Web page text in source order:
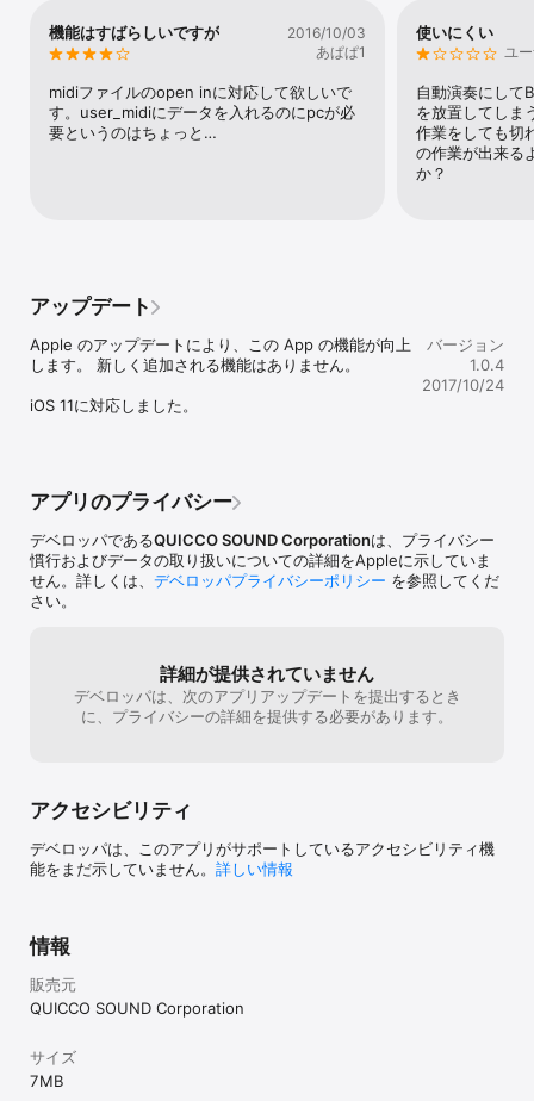
・mi.1 のファームウェアをv.2.2.1に更新
(http://monstars.co.jp/?lang=ja)のプログラミングによるもので
す。
MIDIデータは、Bernd Krueger(http://www.piano-midi.de/)様の著
作物です。CC BY-SA Germanyライセンスに従って使わせていただ
機能はすばらしいですが
2016/10/03
あぱぱ1
midiファイルのopen inに対応して欲しいで
す。user_midiにデータを入れるのにpcが必
要というのはちょっと…
使いにくい
ユ
自動演奏にして
を放置してしま
作業をしても切
の作業が出来る
か？
アップデート
Apple のアップデートにより、この App の機能が向上
します。 新しく追加される機能はありません。
iOS 11に対応しました。
バージョン
1.0.4
2017/10/24
アプリのプライバシー
デベロッパであるQUICCO SOUND Corporationは、プライバシー
慣行およびデータの取り扱いについての詳細をAppleに示していま
せん。詳しくは、 デベロッパプライバシーポリシー を参照してくだ
さい。
詳細が提供されていません
デベロッパは、次のアプリアップデートを提出するとき
に、プライバシーの詳細を提供する必要があります。
アクセシビリティ
デベロッパは、このアプリがサポートしているアクセシビリティ機
能をまだ示していません。 詳しい情報
情報
販売元
QUICCO SOUND Corporation
サイズ
7 MB